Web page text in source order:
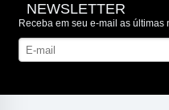
NEWSLETTER
Receba em seu e-mail as últimas